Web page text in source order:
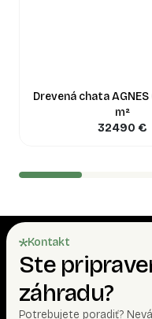
Drevená chata AGNES
m²
32490 €
Kontakt
Ste
záhradu?
Potrebujete poradiť?